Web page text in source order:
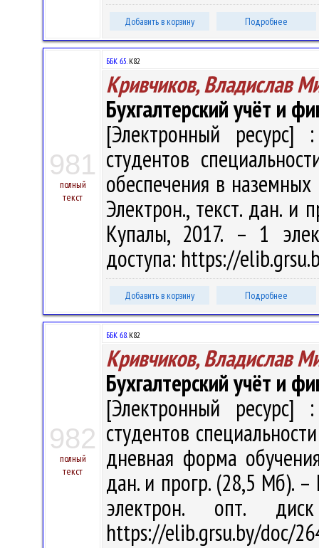
Добавить в корзину Подробнее
981
полный
текст
ББК 65.К82
Кривчиков, Владислав
Бухгалтерский учёт и
[Электронный ресурс]
студентов
обеспечения в
Электрон., текст. дан. и
Купалы, 2017. – 1
доступа: https://
Добавить в корзину Подробнее
982
полный
текст
ББК 68.К82
Кривчиков, Владислав
Бухгалтерский учёт и
[Электронный ресурс]
студентов
дневная форма
дан. и прогр. (28,5 Мб).
электрон. опт.
https://elib.grsu.by/doc/